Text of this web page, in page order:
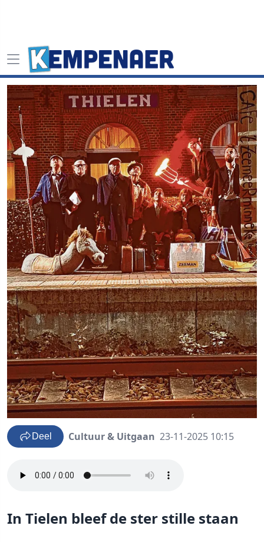
Deel Cultuur & Uitgaan 23-11-2025 10:15
In Tielen bleef de ster stille staan